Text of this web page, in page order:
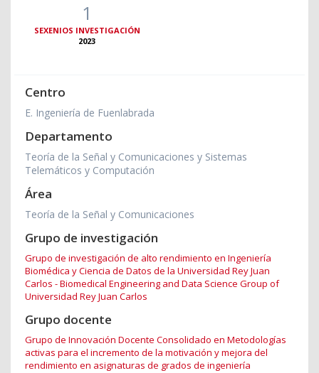
1
SEXENIOS INVESTIGACIÓN
2023
Centro
E. Ingeniería de Fuenlabrada
Departamento
Teoría de la Señal y Comunicaciones y Sistemas
Telemáticos y Computación
Área
Teoría de la Señal y Comunicaciones
Grupo de investigación
Grupo de investigación de alto rendimiento en Ingeniería
Biomédica y Ciencia de Datos de la Universidad Rey Juan
Carlos - Biomedical Engineering and Data Science Group of
Universidad Rey Juan Carlos
Grupo docente
Grupo de Innovación Docente Consolidado en Metodologías
activas para el incremento de la motivación y mejora del
rendimiento en asignaturas de grados de ingeniería